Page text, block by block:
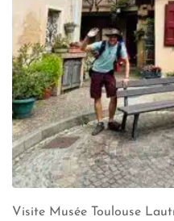
Visite Musée Toulouse